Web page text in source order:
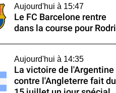
Aujourd'hui à 15:47
Le FC Barcelone rentre
dans la course pour Rodri
Aujourd'hui à 14:35
La victoire de l'Argentine
contre l'Angleterre fait du